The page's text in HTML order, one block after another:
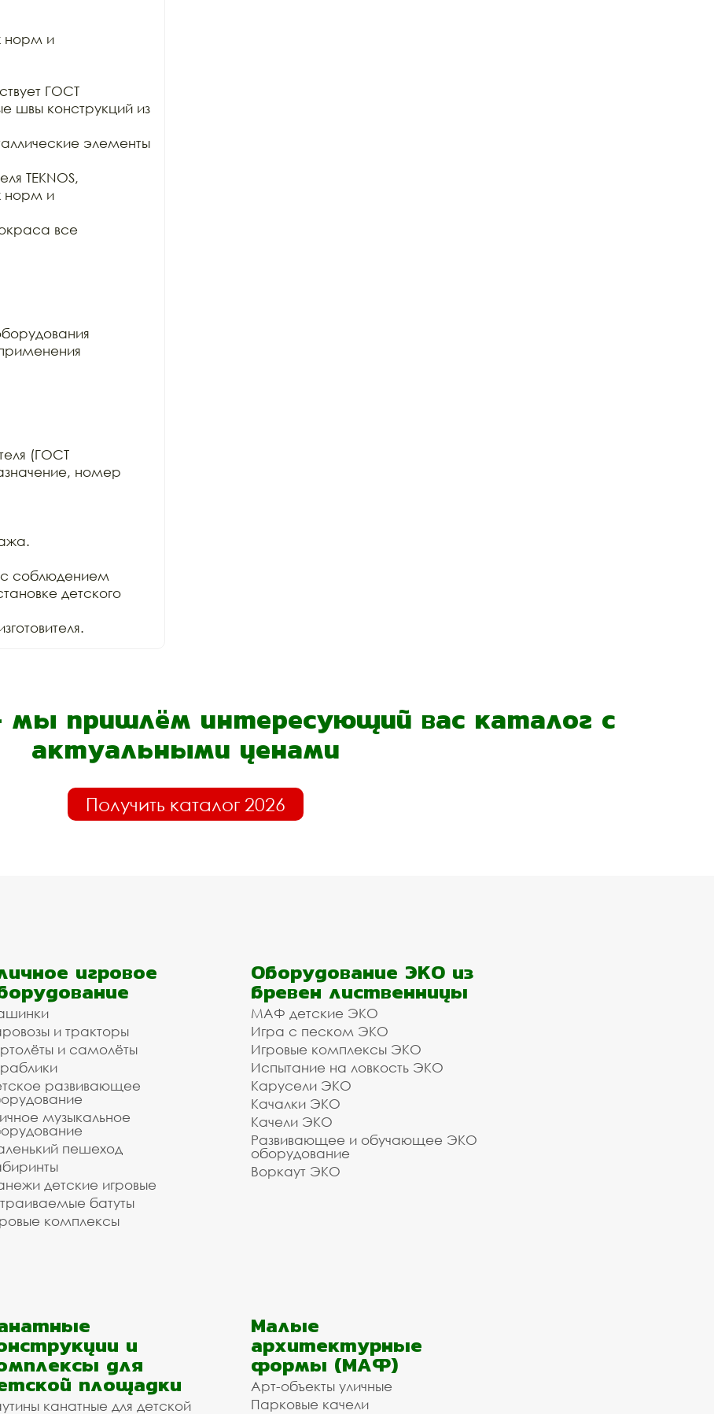
норм и
ГОСТ
швы конструкций из
элементы
TEKNOS,
норм и
все
(ГОСТ
номер
соблюдением
детского
мы пришлём интересующий вас каталог с
актуальными ценами
Получить каталог 2026
игровое
и тракторы
и самолёты
развивающее
музыкальное
пешеход
детские игровые
батуты
комплексы
Оборудование ЭКО из
бревен лиственницы
МАФ детские ЭКО
Игра с песком ЭКО
Игровые комплексы ЭКО
Испытание на ловкость ЭКО
Карусели ЭКО
Качалки ЭКО
Качели ЭКО
Развивающее и обучающее ЭКО
оборудование
Воркаут ЭКО
и
для
площадки
канатные для детской
Малые
архитектурные
формы (МАФ)
Арт-объекты уличные
Парковые качели